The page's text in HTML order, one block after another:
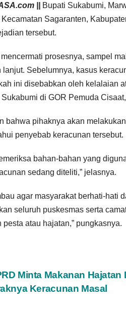
||
Bupati Sukabumi,
Sagaranten,
tersebut.
prosesnya, sampel
Sebelumnya, kasus
ini disebabkan oleh kelalaian
di GOR Pemuda
bahwa pihaknya akan
penyebab keracunan tersebut.
bahan-bahan yang
sedang diteliti,” jelasnya.
agar masyarakat berhati-hati
seluruh puskesmas serta
pesta atau hajatan,” pungkasnya.
Minta Makanan Hajatan
Keracunan Masal